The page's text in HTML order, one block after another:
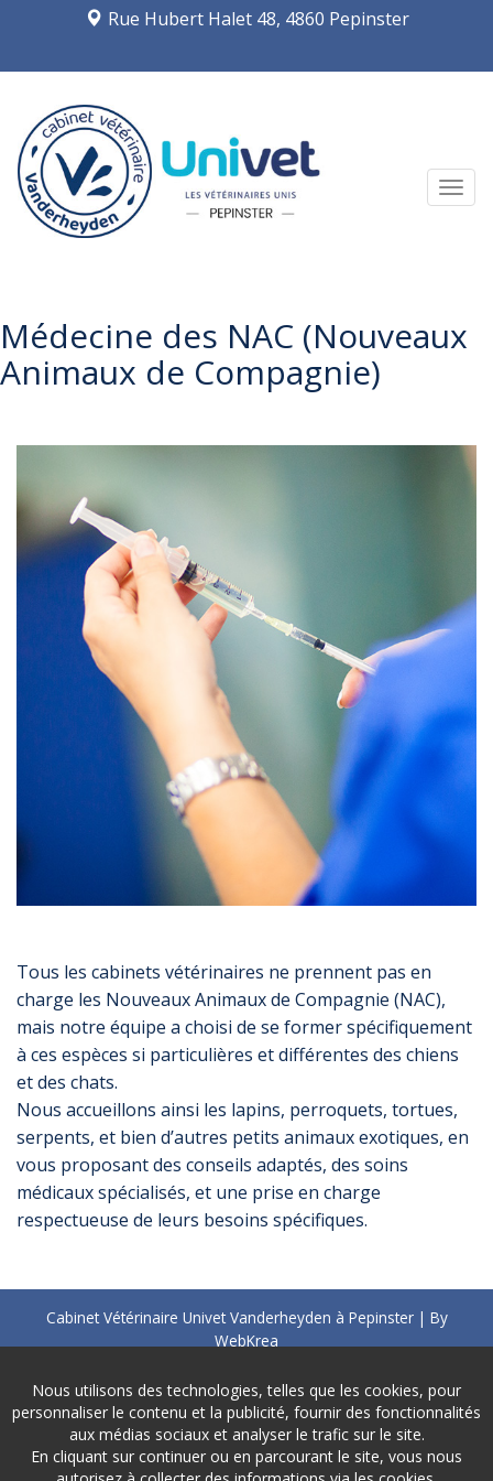
Nous utilisons des technologies, telles que les cookies, pour
personnaliser le contenu et la publicité, fournir des fonctionnalités
aux médias sociaux et analyser le trafic sur le site.
En cliquant sur continuer ou en parcourant le site, vous nous
Rue Hubert Halet 48, 4860 Pepinster
Médecine des NAC (Nouveaux
Animaux de Compagnie)
Tous les cabinets vétérinaires ne prennent pas en
charge les Nouveaux Animaux de Compagnie (NAC),
mais notre équipe a choisi de se former spécifiquement
à ces espèces si particulières et différentes des chiens
et des chats.
Nous accueillons ainsi les lapins, perroquets, tortues,
serpents, et bien d’autres petits animaux exotiques, en
vous proposant des conseils adaptés, des soins
médicaux spécialisés, et une prise en charge
respectueuse de leurs besoins spécifiques.
Cabinet Vétérinaire Univet Vanderheyden à Pepinster | By
WebKrea
pepinster@univet-belgium.be
Vie privée-Disclaimer